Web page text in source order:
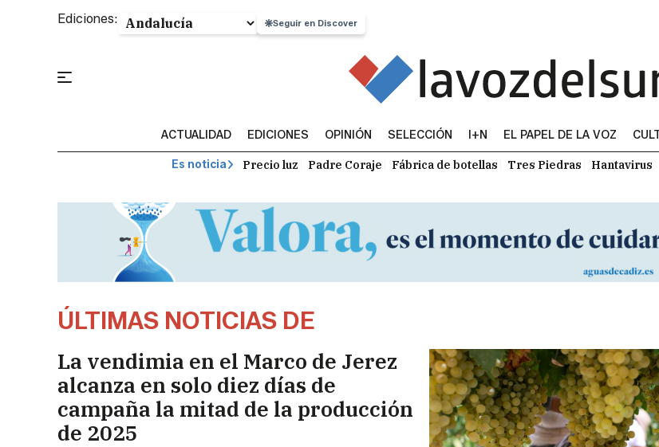
Ediciones: Seguir en Discover
ACTUALIDAD EDICIONES OPINIÓN SELECCIÓN I+N EL PAPEL DE LA VOZ
Es noticia Precio luz Padre Coraje Fábrica de botellas Tres Piedras Hantavirus
ÚLTIMAS NOTICIAS DE
La vendimia en el Marco de Jerez
alcanza en solo diez días de
campaña la mitad de la producción
de 2025